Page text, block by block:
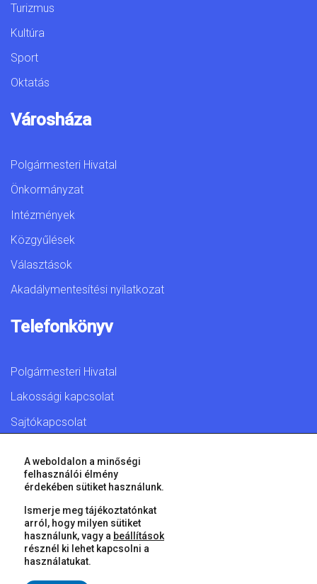
Turizmus
Kultúra
Sport
Oktatás
Városháza
Polgármesteri Hivatal
Önkormányzat
Intézmények
Közgyűlések
Választások
Akadálymentesítési nyilatkozat
Telefonkönyv
Polgármesteri Hivatal
Lakossági kapcsolat
Sajtókapcsolat
© 2026 Győr Megyei Jogú Város • Minden jog fenntartva!
A weboldalon a minőségi
felhasználói élmény
érdekében sütiket használunk.
Ismerje meg tájékoztatónkat
arról, hogy milyen sütiket
használunk, vagy a beállítások
résznél ki lehet kapcsolni a
használatukat.